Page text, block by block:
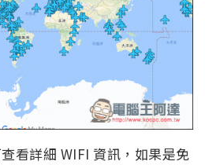
看詳細 WIFI 資訊，如果是免